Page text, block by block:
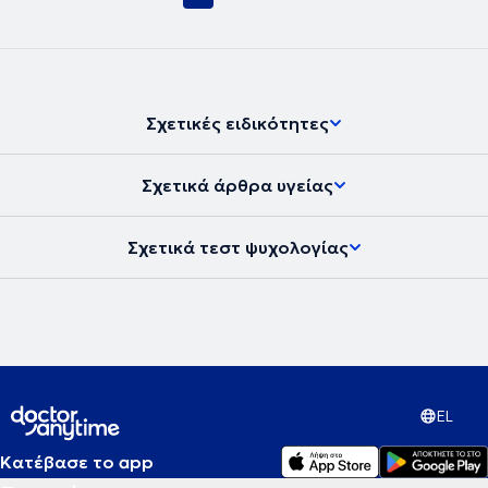
Σχετικές ειδικότητες
Σχετικά άρθρα υγείας
Σχετικά τεστ ψυχολογίας
EL
Κατέβασε το app